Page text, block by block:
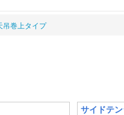
吊巻上タイプ
サイドテ